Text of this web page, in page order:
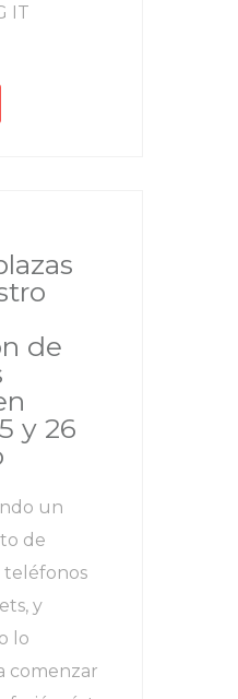
IT
de
y 26
un
de
teléfonos
y
lo
comenzar